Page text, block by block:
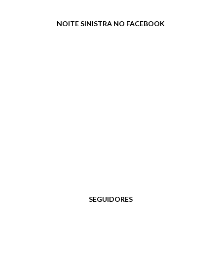
NOITE SINISTRA NO FACEBOOK
SEGUIDORES